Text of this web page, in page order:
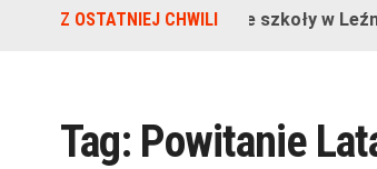
Z OSTATNIEJ CHWILINa terenie szkoły w
Tag: Powitanie